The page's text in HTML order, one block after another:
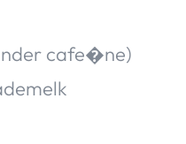
cafe�ne)